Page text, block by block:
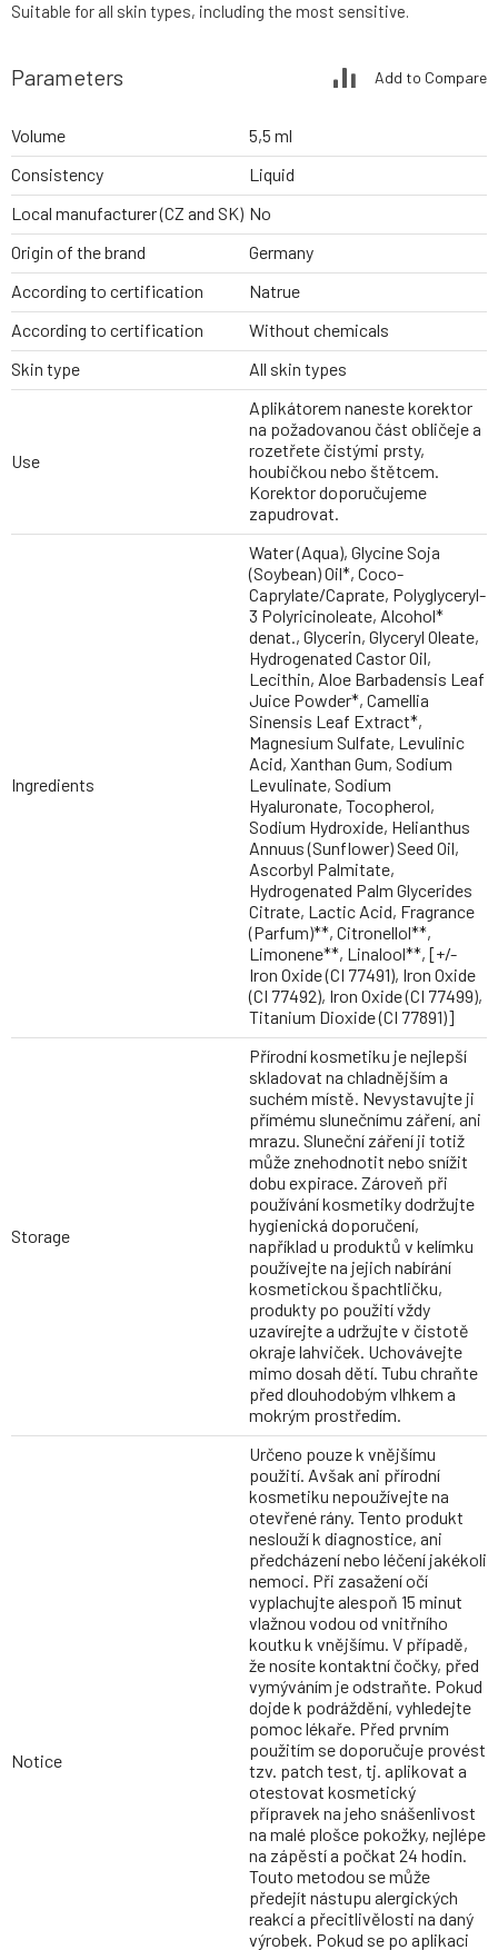
Suitable for all skin types, including the most sensitive.
Parameters Add to Compare
Volume
5,5 ml
Consistency
Liquid
Local manufacturer (CZ and SK) No
Origin of the brand
Germany
According to certification
Natrue
According to certification
Without chemicals
Skin type
All skin types
Use
Aplikátorem naneste korektor
na požadovanou část obličeje a
rozetřete čistými prsty,
houbičkou nebo štětcem.
Korektor doporučujeme
zapudrovat.
Ingredients
Water (Aqua), Glycine Soja
(Soybean) Oil*, Coco-
Caprylate/Caprate, Polyglyceryl-
3 Polyricinoleate, Alcohol*
denat., Glycerin, Glyceryl Oleate,
Hydrogenated Castor Oil,
Lecithin, Aloe Barbadensis Leaf
Juice Powder*, Camellia
Sinensis Leaf Extract*,
Magnesium Sulfate, Levulinic
Acid, Xanthan Gum, Sodium
Levulinate, Sodium
Hyaluronate, Tocopherol,
Sodium Hydroxide, Helianthus
Annuus (Sunflower) Seed Oil,
Ascorbyl Palmitate,
Hydrogenated Palm Glycerides
Citrate, Lactic Acid, Fragrance
(Parfum)**, Citronellol**,
Limonene**, Linalool**, [+/-
Iron Oxide (CI 77491), Iron Oxide
(CI 77492), Iron Oxide (CI 77499),
Titanium Dioxide (CI 77891)]
Storage
Přírodní kosmetiku je nejlepší
skladovat na chladnějším a
suchém místě. Nevystavujte ji
přímému slunečnímu záření, ani
mrazu. Sluneční záření ji totiž
může znehodnotit nebo snížit
dobu expirace. Zároveň při
používání kosmetiky dodržujte
hygienická doporučení,
například u produktů v kelímku
používejte na jejich nabírání
kosmetickou špachtličku,
produkty po použití vždy
uzavírejte a udržujte v čistotě
okraje lahviček. Uchovávejte
mimo dosah dětí. Tubu chraňte
před dlouhodobým vlhkem a
mokrým prostředím.
Notice
Určeno pouze k vnějšímu
použití. Avšak ani přírodní
kosmetiku nepoužívejte na
otevřené rány. Tento produkt
neslouží k diagnostice, ani
předcházení nebo léčení jakékoli
nemoci. Při zasažení očí
vyplachujte alespoň 15 minut
vlažnou vodou od vnitřního
koutku k vnějšímu. V případě,
že nosíte kontaktní čočky, před
vymýváním je odstraňte. Pokud
dojde k podráždění, vyhledejte
pomoc lékaře. Před prvním
použitím se doporučuje provést
tzv. patch test, tj. aplikovat a
otestovat kosmetický
přípravek na jeho snášenlivost
na malé plošce pokožky, nejlépe
na zápěstí a počkat 24 hodin.
Touto metodou se může
předejít nástupu alergických
reakcí a přecitlivělosti na daný
výrobek. Pokud se po aplikaci